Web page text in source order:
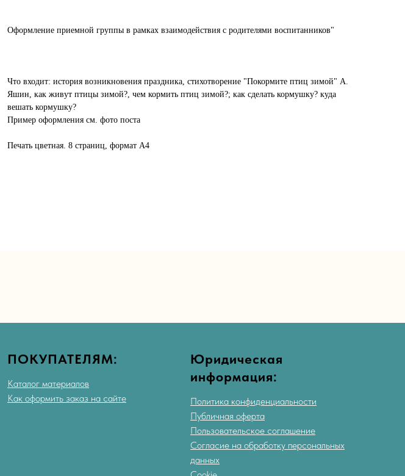
Оформление приемной группы в рамках взаимодействия с родителями воспитанников"
Что входит: история возникновения праздника, стихотворение "Покормите птиц зимой" А.
Яшин, как живут птицы зимой?, чем кормить птиц зимой?; как сделать кормушку? куда
вешать кормушку?
Пример оформления см. фото поста
Печать цветная. 8 страниц, формат А4
ПОКУПАТЕЛЯМ:
Каталог материалов
Как оформить заказ на сайте
Юридическая
информация:
Политика конфиденциальности
Публичная оферта
Пользовательское соглашение
Согласие на обработку персональных
данных